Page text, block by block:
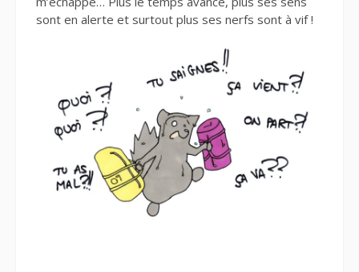
sont en alerte et surtout plus ses nerfs sont à vif !